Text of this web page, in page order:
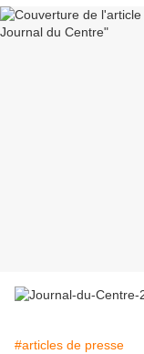
#articles de presse